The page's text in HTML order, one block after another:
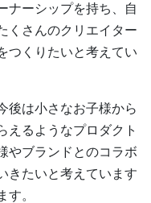
ナーシップを持ち、自
くさんのクリエイター
つくりたいと考えてい
後は小さなお子様から
えるようなプロダクト
やブランドとのコラボ
きたいと考えています
す。